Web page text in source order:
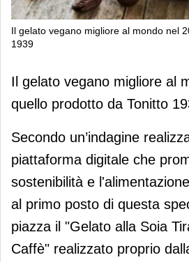
Il gelato vegano migliore al mondo nel
1939
Il gelato vegano
2022 è prodotto da
Il gelato vegano migliore al
quello prodotto da Tonitto
Secondo un’indagine
piattaforma digitale che
sostenibilità e
al primo posto di questa
piazza il "Gelato alla Soia
Caffè" realizzato proprio